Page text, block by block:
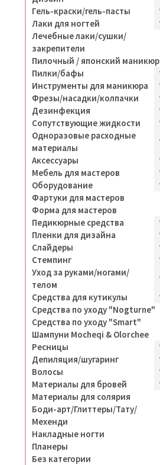
Гель-краски/гель-пасты
Лаки для ногтей
Лечебные лаки/сушки/
закрепители
Пилочный / японский маникюр
Пилки/бафы
Инструменты для маникюра
Фрезы/насадки/колпачки
Дезинфекция
Сопутствующие жидкости
Одноразовые расходные
материалы
Аксессуары
Мебель для мастеров
Оборудование
Фартуки для мастеров
Форма для мастеров
Педикюрные средства
Пленки для дизайна
Слайдеры
Стемпинг
Уход за руками/ногами/
телом
Средства для кутикулы
Средства по уходу "Nogturne"
Средства по уходу "Smart"
Шампуни Mocheqi & Olorchee
Ресницы
Депиляция/шугаринг
Волосы
Материалы для бровей
Материалы для солярия
Боди-арт/Глиттеры/Тату/
Мехенди
Накладные ногти
Планеры
Без категории